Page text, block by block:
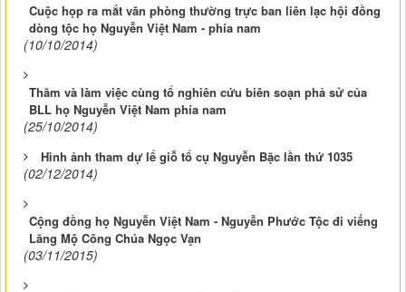
Cuộc họp ra mắt văn phòng thường trực ban liên lạc hội đồng
dòng tộc họ Nguyễn Việt Nam - phía nam
(10/10/2014)
Thăm và làm việc cùng tổ nghiên cứu biên soạn phả sử của
BLL họ Nguyễn Việt Nam phía nam
(25/10/2014)
Hình ảnh tham dự lể giỗ tổ cụ Nguyễn Bặc lần thứ 1035
(02/12/2014)
Cộng đồng họ Nguyễn Việt Nam - Nguyễn Phước Tộc đi viếng
Lăng Mộ Công Chúa Ngọc Vạn
(03/11/2015)